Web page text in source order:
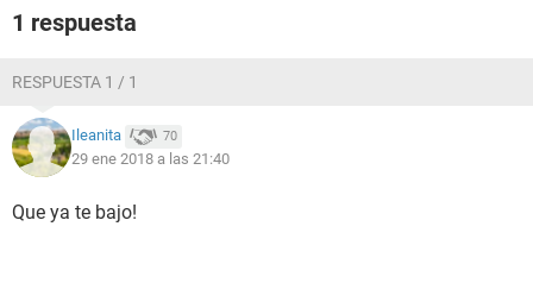
1 respuesta
RESPUESTA 1 / 1
Ileanita 70
29 ene 2018 a las 21:40
Que ya te bajo!